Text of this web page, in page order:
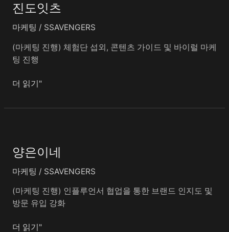
진도잇츠
마케팅 / SSAVENGERS
(마케팅 진행) 체험단 섭외, 콘텐츠 가이드 및 바이럴 마케
팅 진행
잇
더 읽기"
양은이네
마케팅 / SSAVENGERS
(마케팅 진행) 인플루언서 협업을 통한 브랜드 인지도 및
방문 유입 강화
이
더 읽기"